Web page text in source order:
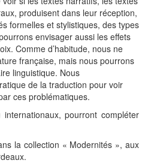
produisent dans leur réception,
formelles et stylistiques, des types
envisager aussi les effets
Comme d’habitude, nous ne
française, mais nous pourrons
linguistique. Nous
de la traduction pour voir
ces problématiques.
pourront compléter
la collection « Modernités », aux